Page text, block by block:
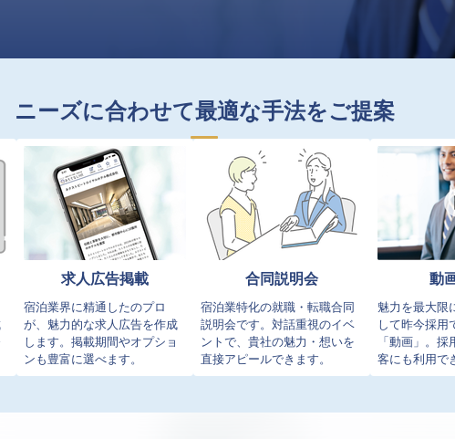
ニーズに合わせて最適な手法をご提案
求人広告掲載
宿泊業界に精通したのプロ
が、魅力的な求人広告を作成
します。掲載期間やオプショ
ンも豊富に選べます。
合同説明会
宿泊業特化の就職・転職合同
説明会です。対話重視のイベ
ントで、貴社の魅力・想いを
直接アピールできます。
動
魅力を最大限
して昨今採用
「動画」。
客にも利用で